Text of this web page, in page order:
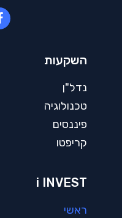
השקעות
נדל"ן
טכנולוגיה
פיננסים
קריפטו
i INVEST
ראשי